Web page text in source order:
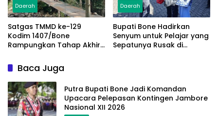
Daerah
Satgas TMMD ke-129
Kodim 1407/Bone
Rampungkan Tahap Akhir
Pattuku, Jaring Pengaman
Mulai Terpasang
Daerah
Bupati Bone Hadirkan
Senyum untuk Pelajar yang
Sepatunya Rusak di
Baca Juga
Putra Bupati Bone Jadi Komandan
Upacara Pelepasan Kontingen Jambore
Nasional XII 2026